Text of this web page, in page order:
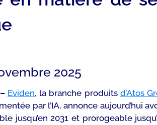
2025
Eviden, la branche produits d’Atos
par l’IA, annonce aujourd’hui
jusqu’en 2031 et prorogeable